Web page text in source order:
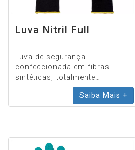
Luva Nitril Full
Luva de segurança
confeccionada em fibras
sintéticas, totalmente
revestida com nitrila, lisa,
punho em fibras elásticas e
acabamento em fibras sintéti
Saiba Mais +